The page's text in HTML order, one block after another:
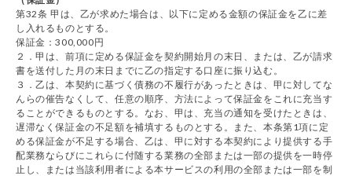
第32条 甲は、乙が求めた場合は、以下に定める金額の保証金を乙に差
し入れるものとする。
保証金：300,000円
２．甲は、前項に定める保証金を契約開始月の末日、または、乙が請求
書を送付した月の末日までに乙の指定する口座に振り込む。
３．乙は、本契約に基づく債務の不履行があったときは、甲に対してな
んらの催告なくして、任意の順序、方法によって保証金をこれに充当す
ることができるものとする。なお、甲は、充当の通知を受けたときは、
遅滞なく保証金の不足額を補填するものとする。また、本条第1項に定
める保証金が不足する場合、乙は、甲に対する本契約により提供する手
配業務ならびにこれらに付随する業務の全部または一部の提供を一時停
止し、または当該利用者による本サービスの利用の全部または一部を制